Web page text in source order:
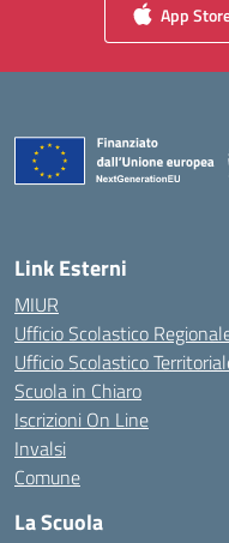
App
Link Esterni
MIUR
Ufficio Scolastico
Ufficio Scolastico
Scuola in Chiaro
Iscrizioni On Line
Invalsi
Comune
La Scuola